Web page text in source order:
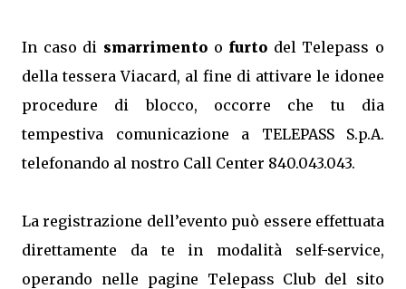
In caso di smarrimento o furto del Telepass o
della tessera Viacard, al fine di attivare le idonee
procedure di blocco, occorre che tu dia
tempestiva comunicazione a TELEPASS S.p.A.
telefonando al nostro Call Center 840.043.043.
La registrazione dell’evento può essere effettuata
direttamente da te in modalità self-service,
operando nelle pagine Telepass Club del sito